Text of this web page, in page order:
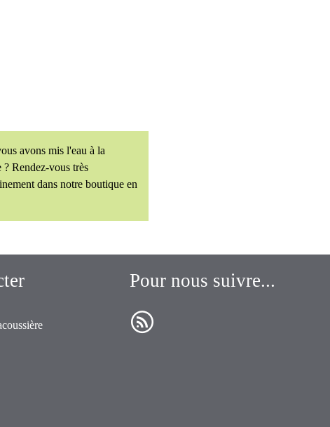
avons mis l'eau à la
? Rendez-vous très
dans notre boutique en
Pour nous suivre...